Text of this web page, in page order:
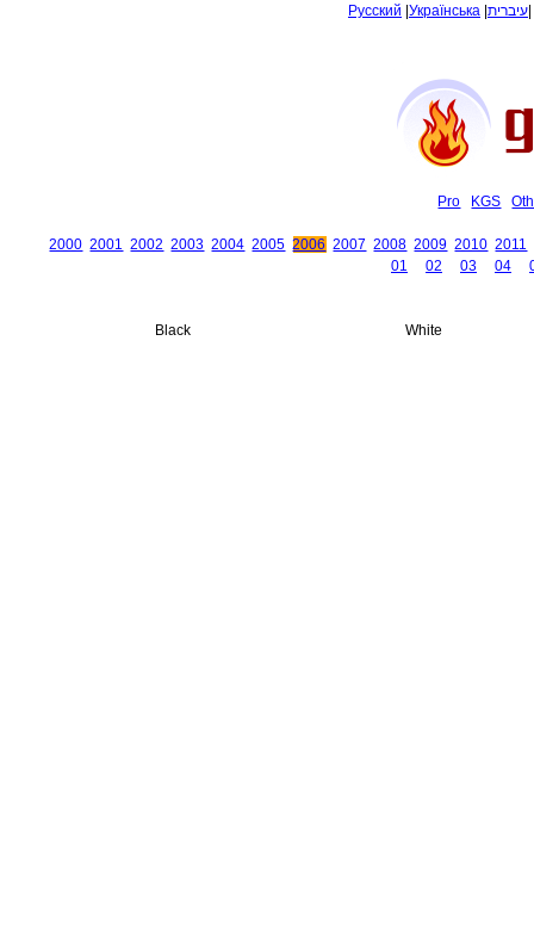
Русский Українська עיברית
Pro KGS
2000 2001 2002 2003 2004 2005 2006 2007 2008 2009 2010 2011
01
02 03 04
Black White